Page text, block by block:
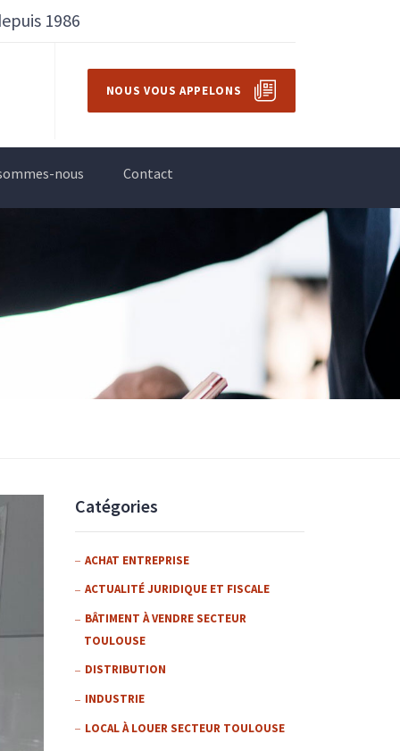
1986
NOUS VOUS APPELONS
nous Contact
Catégories
ACHAT ENTREPRISE
ACTUALITÉ JURIDIQUE ET FISCALE
BÂTIMENT À VENDRE SECTEUR
TOULOUSE
DISTRIBUTION
INDUSTRIE
LOCAL À LOUER SECTEUR TOULOUSE